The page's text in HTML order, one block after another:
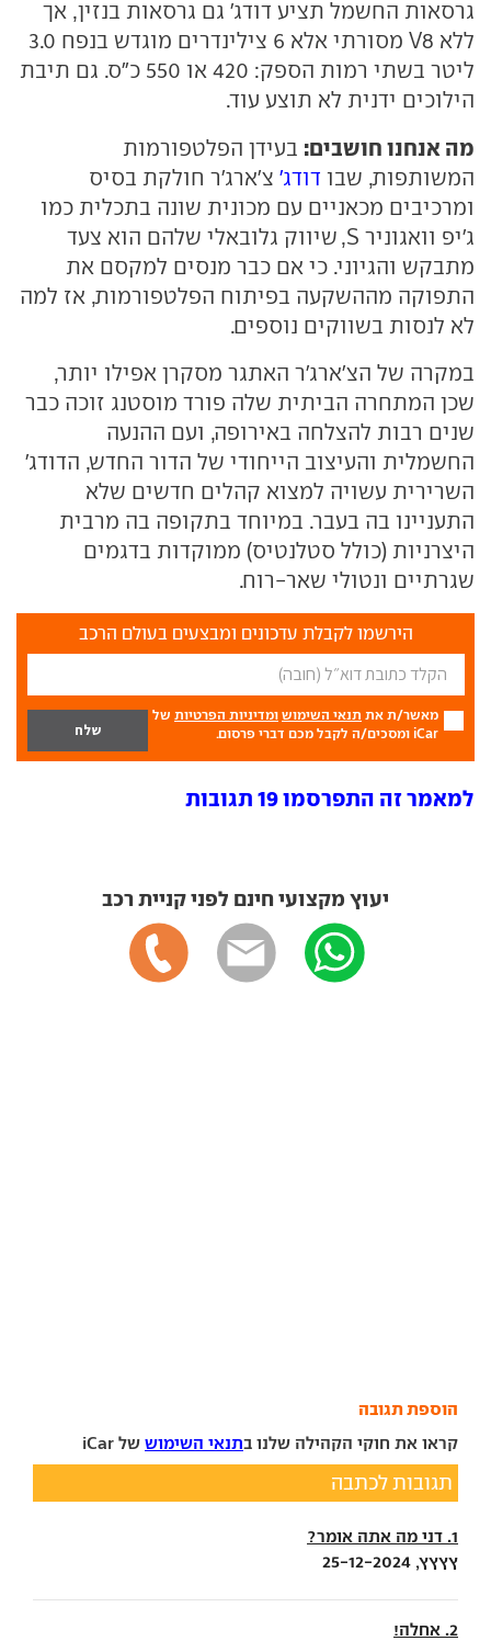
גרסאות החשמל תציע דודג' גם גרסאות בנזין, אך
ללא V8 מסורתי אלא 6 צילינדרים מוגדש בנפח 3.0
ליטר בשתי רמות הספק: 420 או 550 כ"ס. גם תיבת
הילוכים ידנית לא תוצע עוד.
מה אנחנו חושבים: בעידן הפלטפורמות
המשותפות, שבו דודג' צ'ארג'ר חולקת בסיס
ומרכיבים מכאניים עם מכונית שונה בתכלית כמו
ג'יפ וואגוניר S, שיווק גלובאלי שלהם הוא צעד
מתבקש והגיוני. כי אם כבר מנסים למקסם את
התפוקה מההשקעה בפיתוח הפלטפורמות, אז למה
לא לנסות בשווקים נוספים.
במקרה של הצ'ארג'ר האתגר מסקרן אפילו יותר,
שכן המתחרה הביתית שלה פורד מוסטנג זוכה כבר
שנים רבות להצלחה באירופה, ועם ההנעה
החשמלית והעיצוב הייחודי של הדור החדש, הדודג'
השרירית עשויה למצוא קהלים חדשים שלא
התעניינו בה בעבר. במיוחד בתקופה בה מרבית
היצרניות (כולל סטלנטיס) ממוקדות בדגמים
שגרתיים ונטולי שאר-רוח.
הירשמו לקבלת עדכונים ומבצעים בעולם הרכב
מאשר/ת את תנאי השימוש ומדיניות הפרטיות של
iCar ומסכים/ה לקבל מכם דברי פרסום.
למאמר זה התפרסמו 19 תגובות
יעוץ מקצועי חינם לפני קניית רכב
הוספת תגובה
קראו את חוקי הקהילה שלנו בתנאי השימוש של iCar
תגובות לכתבה
1. דני מה אתה אומר?
ץץץץ, 25-12-2024
2. אחלה!